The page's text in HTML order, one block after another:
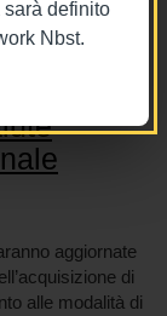
sarà definito
Nbst.
aggiornate
di
alle modalità di